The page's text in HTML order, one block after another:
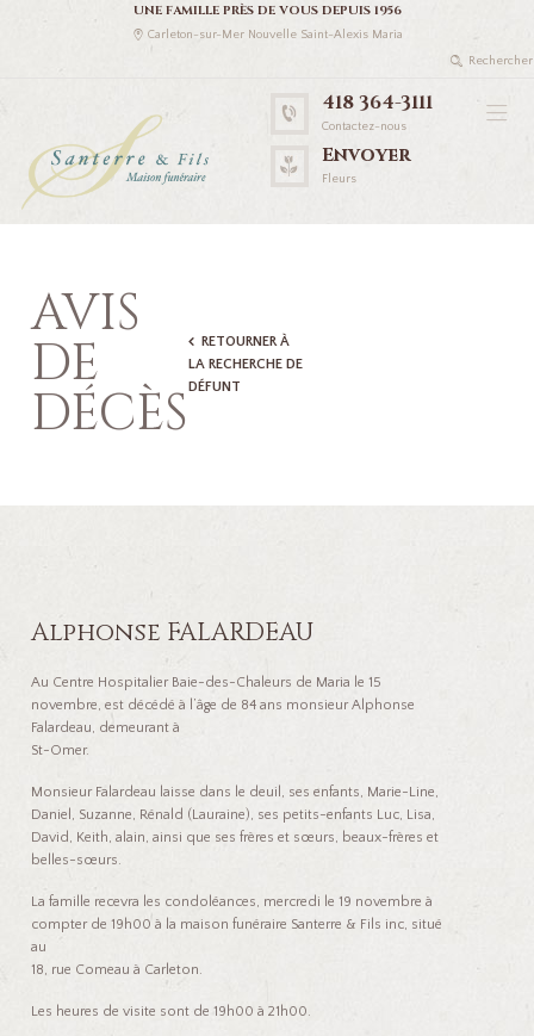
UNE FAMILLE PRÈS DE VOUS DEPUIS 1956
Carleton-sur-Mer Nouvelle Saint-Alexis Maria
418 364-3111
Contactez-nous
Envoyer
Fleurs
AVIS
DE
DÉCÈS
RETOURNER À
LA RECHERCHE DE
DÉFUNT
Alphonse FALARDEAU
Au Centre Hospitalier Baie-des-Chaleurs de Maria le 15
novembre, est décédé à l’âge de 84 ans monsieur Alphonse
Falardeau, demeurant à
St-Omer.
Monsieur Falardeau laisse dans le deuil, ses enfants, Marie-Line,
Daniel, Suzanne, Rénald (Lauraine), ses petits-enfants Luc, Lisa,
David, Keith, alain, ainsi que ses frères et sœurs, beaux-frères et
belles-sœurs.
La famille recevra les condoléances, mercredi le 19 novembre à
compter de 19h00 à la maison funéraire Santerre & Fils inc, situé
au
18, rue Comeau à Carleton.
Les heures de visite sont de 19h00 à 21h00.